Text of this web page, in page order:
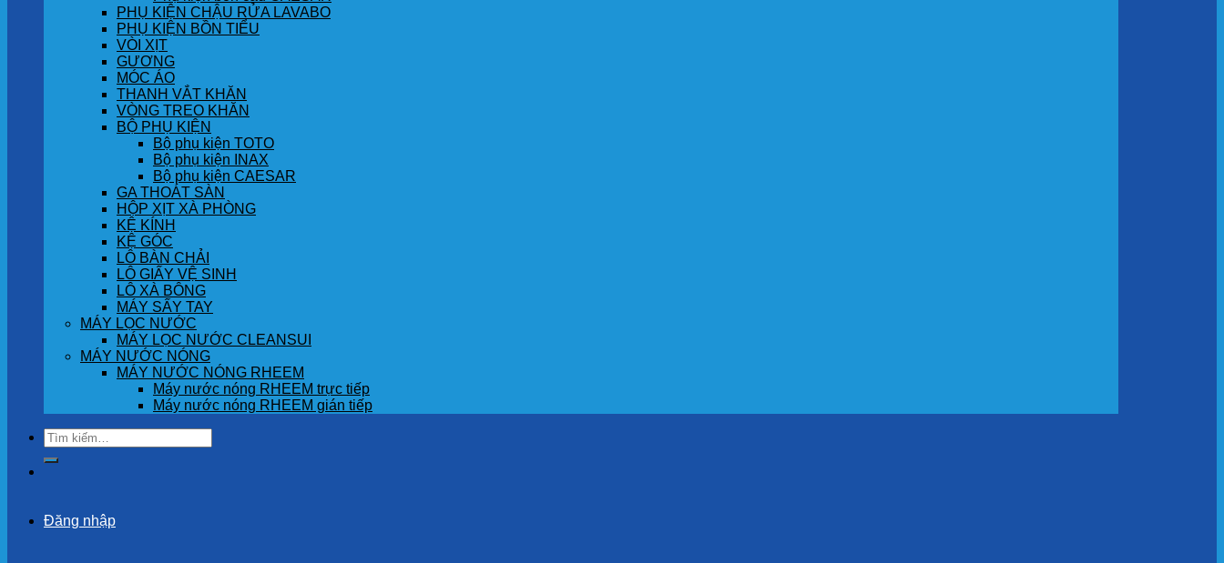
PHỤ KIỆN CHẬU RỬA LAVABO
PHỤ KIỆN BỒN TIỂU
VÒI XỊT
GƯƠNG
MÓC ÁO
THANH VẮT KHĂN
VÒNG TREO KHĂN
BỘ PHỤ KIỆN
Bộ phụ kiện TOTO
Bộ phụ kiện INAX
Bộ phụ kiện CAESAR
GA THOÁT SÀN
HỘP XỊT XÀ PHÒNG
KỆ KÍNH
KỆ GÓC
LÔ BÀN CHẢI
LÔ GIẤY VỆ SINH
LÔ XÀ BÔNG
MÁY SẤY TAY
MÁY LỌC NƯỚC
MÁY LỌC NƯỚC CLEANSUI
MÁY NƯỚC NÓNG
MÁY NƯỚC NÓNG RHEEM
Máy nước nóng RHEEM trực tiếp
Máy nước nóng RHEEM gián tiếp
Tìm
kiếm:
Đăng nhập